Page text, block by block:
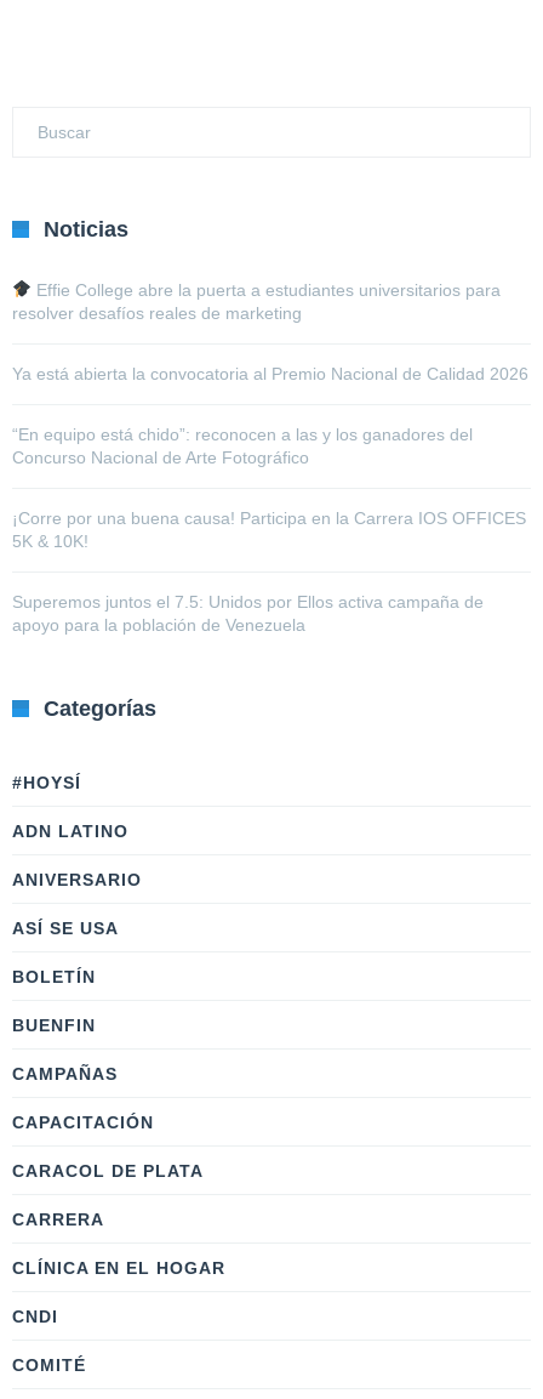
Noticias
Effie College abre la puerta a estudiantes universitarios para
resolver desafíos reales de marketing
Ya está abierta la convocatoria al Premio Nacional de Calidad 2026
“En equipo está chido”: reconocen a las y los ganadores del
Concurso Nacional de Arte Fotográfico
¡Corre por una buena causa! Participa en la Carrera IOS OFFICES
5K & 10K!
Superemos juntos el 7.5: Unidos por Ellos activa campaña de
apoyo para la población de Venezuela
Categorías
#HOYSÍ
ADN LATINO
ANIVERSARIO
ASÍ SE USA
BOLETÍN
BUENFIN
CAMPAÑAS
CAPACITACIÓN
CARACOL DE PLATA
CARRERA
CLÍNICA EN EL HOGAR
CNDI
COMITÉ